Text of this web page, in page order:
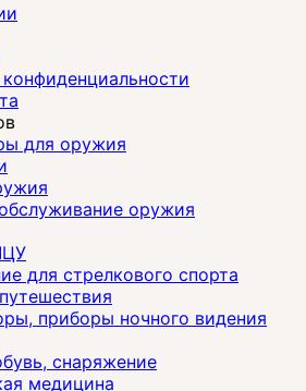
для оружия
оружия
для стрелкового спорта
приборы ночного видения
снаряжение
медицина